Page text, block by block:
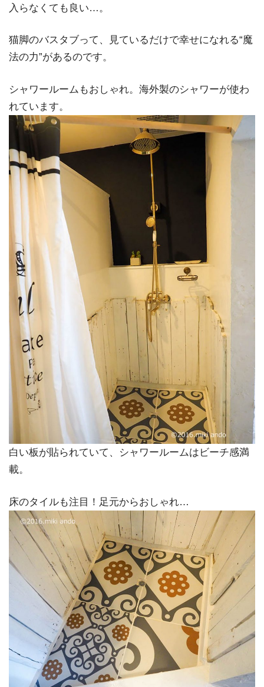
入らなくても良い…。
猫脚のバスタブって、見ているだけで幸せになれる“魔
法の力”があるのです。
シャワールームもおしゃれ。海外製のシャワーが使わ
れています。
白い板が貼られていて、シャワールームはビーチ感満
載。
床のタイルも注目！足元からおしゃれ…